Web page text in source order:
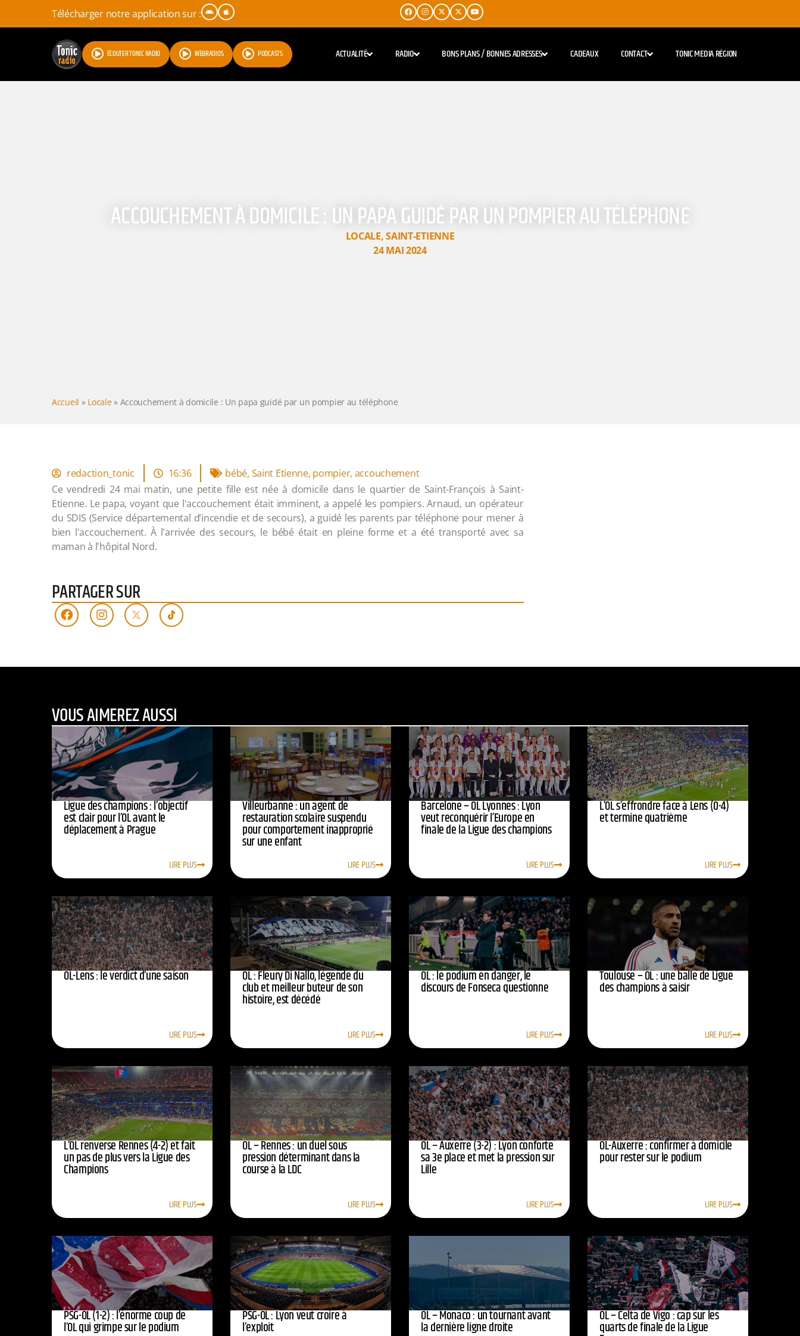
Télécharger notre application sur :
ÉCOUTER TONIC RADIO WEBRADIOS PODCASTS ACTUALITÉ RADIO BONS PLANS / BONNES ADRESSES CADEAUX CONTACT TONIC MEDIA RÉGION
ACCOUCHEMENT À DOMICILE : UN PAPA GUIDÉ PAR UN POMPIER AU TÉLÉPHONE
LOCALE,SAINT-ETIENNE
24 MAI 2024
Accueil » Locale» Accouchement à domicile : Un papa guidé par un pompier au téléphone
redaction_tonic 16:36 bébé, Saint Etienne, pompier, accouchement
Ce vendredi 24 mai matin, une petite fille est née à domicile dans le quartier de Saint-François à Saint-
Etienne. Le papa, voyant que l'accouchement était imminent, a appelé les pompiers. Arnaud, un opérateur
du SDIS (Service départemental d’incendie et de secours), a guidé les parents par téléphone pour mener à
bien l'accouchement. À l'arrivée des secours, le bébé était en pleine forme et a été transporté avec sa
maman à l'hôpital Nord.
PARTAGER SUR
VOUS AIMEREZ AUSSI
Ligue des champions : l’objectif
est clair pour l’OL avant le
déplacement à Prague
LIRE PLUS
Villeurbanne : un agent de
restauration scolaire suspendu
pour comportement inapproprié
sur une enfant
LIRE PLUS
Barcelone – OL Lyonnes : Lyon
veut reconquérir l’Europe en
finale de la Ligue des champions
LIRE PLUS
L’OL s’effrondre face à Lens (0-4)
et termine quatrième
LIRE PLUS
OL-Lens : le verdict d’une saison
LIRE PLUS
OL : Fleury Di Nallo, légende du
club et meilleur buteur de son
histoire, est décédé
LIRE PLUS
OL : le podium en danger, le
discours de Fonseca questionne
LIRE PLUS
Toulouse – OL : une balle de Ligue
des champions à saisir
LIRE PLUS
L’OL renverse Rennes (4-2) et fait
un pas de plus vers la Ligue des
Champions
LIRE PLUS
OL – Rennes : un duel sous
pression déterminant dans la
course à la LDC
LIRE PLUS
OL – Auxerre (3-2) : Lyon conforte
sa 3e place et met la pression sur
Lille
LIRE PLUS
OL-Auxerre : confirmer à domicile
pour rester sur le podium
LIRE PLUS
PSG-OL (1-2) : l’énorme coup de
l’OL qui grimpe sur le podium
PSG-OL : Lyon veut croire à
l’exploit
OL – Monaco : un tournant avant
la dernière ligne droite
OL – Celta de Vigo : cap sur les
quarts de finale de la Ligue